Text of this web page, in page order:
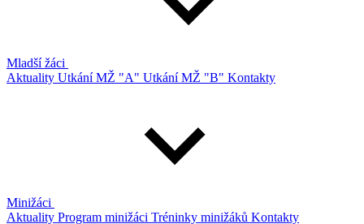
Mladší žáci
Aktuality Utkání MŽ "A" Utkání MŽ "B" Kontakty
Minižáci
Aktuality Program minižáci Tréninky minižáků Kontakty